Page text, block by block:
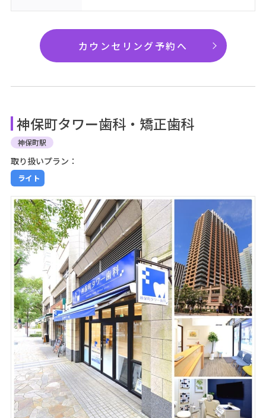
カウンセリング予約へ
神保町タワー歯科・矯正歯科
神保町駅
取り扱いプラン：
ライト